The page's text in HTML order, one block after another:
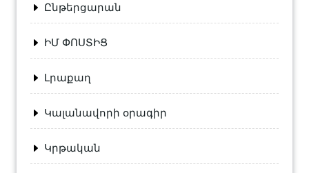
Ընթերցարան
ԻՄ ՓՈՍՏԻՑ
Լրաքաղ
Կալանավորի օրագիր
Կրթական